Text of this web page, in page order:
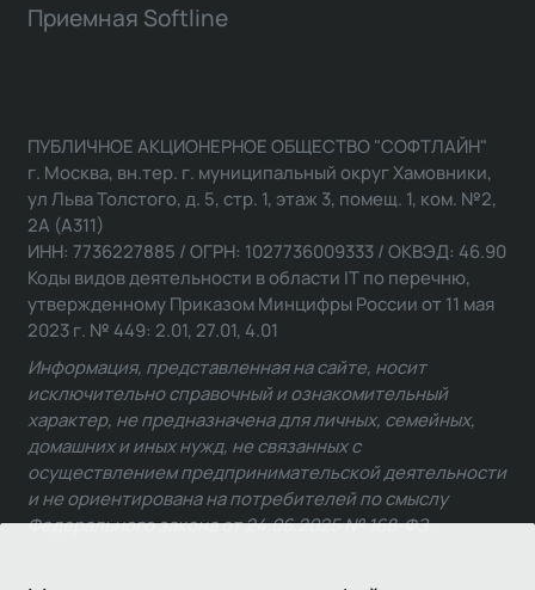
Приемная Softline
ПУБЛИЧНОЕ АКЦИОНЕРНОЕ ОБЩЕСТВО "СОФТЛАЙН"
г. Москва, вн.тер. г. муниципальный округ Хамовники,
ул Льва Толстого, д. 5, стр. 1, этаж 3, помещ. 1, ком. №2,
2А (А311)
ИНН: 7736227885 / ОГРН: 1027736009333 / ОКВЭД: 46.90
Коды видов деятельности в области IT по перечню,
утвержденному Приказом Минцифры России от 11 мая
2023 г. № 449: 2.01, 27.01, 4.01
Информация, представленная на сайте, носит
исключительно справочный и ознакомительный
характер, не предназначена для личных, семейных,
домашних и иных нужд, не связанных с
осуществлением предпринимательской деятельности
и не ориентирована на потребителей по смыслу
Федерального закона от 24.06.2025 № 168-ФЗ.